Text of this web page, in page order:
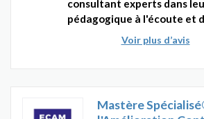
consultant experts dans
pédagogique à l'écoute et
Voir plus d’avis
Mastère